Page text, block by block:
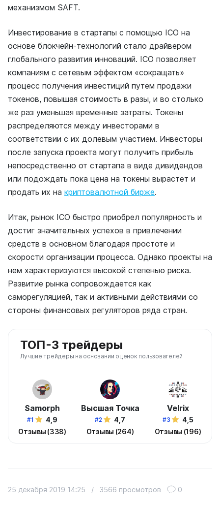
механизмом SAFT.
Инвестирование в стартапы с помощью ICO на
основе блокчейн-технологий стало драйвером
глобального развития инноваций. ICO позволяет
компаниям с сетевым эффектом «сокращать»
процесс получения инвестиций путем продажи
токенов, повышая стоимость в разы, и во столько
же раз уменьшая временные затраты. Токены
распределяются между инвесторами в
соответствии с их долевым участием. Инвесторы
после запуска проекта могут получить прибыль
непосредственно от стартапа в виде дивидендов
или подождать пока цена на токены вырастет и
продать их на криптовалютной бирже.
Итак, рынок ICO быстро приобрел популярность и
достиг значительных успехов в привлечении
средств в основном благодаря простоте и
скорости организации процесса. Однако проекты на
нем характеризуются высокой степенью риска.
Развитие рынка сопровождается как
саморегуляцией, так и активными действиями со
стороны финансовых регуляторов ряда стран.
ТОП-3 трейдеры
Лучшие трейдеры на основании оценок пользователей
Samorph
#1
4,9
Отзывы (338)
Высшая Точка
#2
4,7
Отзывы (264)
Velrix
#3
4,5
Отзывы (196)
25 декабря 2019 14:25 / 3566 просмотров 0